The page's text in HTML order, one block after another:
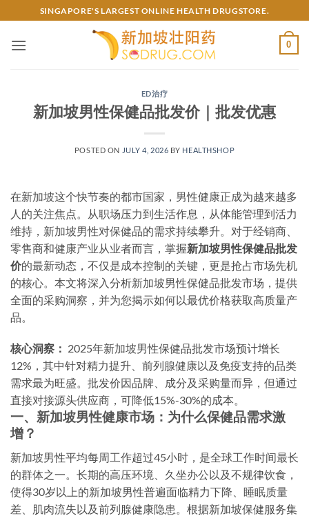
to
content
SINGAPORE'S LARGEST ONLINE HEALTH DRUGSTORE.
0
ED治疗
新加坡男性保健品批发价｜批发优惠
POSTED ON JULY 4, 2026 BY HEALTHSHOP
在新加坡这个快节奏的都市国家，男性健康正成为越来越多
人的关注焦点。从职场压力到生活作息，从体能管理到活力
维持，新加坡男性对保健品的需求持续攀升。对于经销商、
零售商和健康产业从业者而言，掌握新加坡男性保健品批发
价的最新动态，不仅是成本控制的关键，更是抢占市场先机
的核心。本文将深入分析新加坡男性保健品批发市场，提供
全面的采购洞察，并为您揭示如何以最优价格获取高质量产
品。
核心洞察： 2025年新加坡男性保健品批发市场预计增长
12%，其中针对精力提升、前列腺健康以及免疫支持的品类
需求最为旺盛。批发价因品牌、成分及采购量而异，但通过
直接对接源头供应商，可降低15%-30%的成本。
一、新加坡男性健康市场：为什么保健品需求激
增？
新加坡男性平均每周工作超过45小时，是全球工作时间最长
的群体之一。长期的高压环境、久坐办公以及不规律饮食，
使得30岁以上的新加坡男性普遍面临精力下降、睡眠质量
差、肌肉流失以及前列腺健康隐患。根据新加坡保健服务集